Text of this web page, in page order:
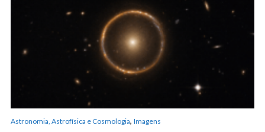
Astronomia, Astrofísica e Cosmologia, Imagens